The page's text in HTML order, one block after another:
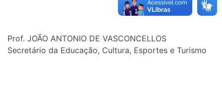
Prof. JOÃO ANTONIO DE VASCONCELLOS
Secretário da Educação, Cultura, Esportes e Turismo